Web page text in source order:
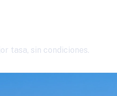
tasa, sin condiciones.